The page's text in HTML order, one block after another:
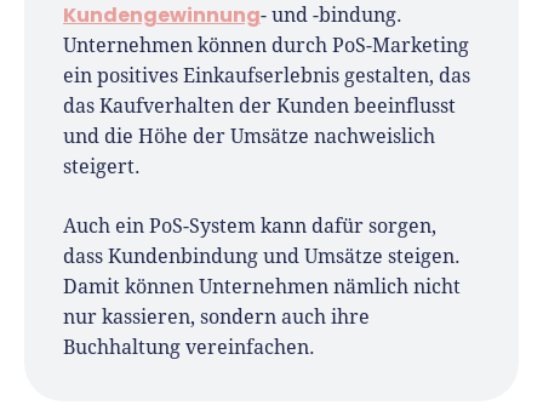
Kundengewinnung- und -bindung.
Unternehmen können durch PoS-Marketing
ein positives Einkaufserlebnis gestalten, das
das Kaufverhalten der Kunden beeinflusst
und die Höhe der Umsätze nachweislich
steigert.
Auch ein PoS-System kann dafür sorgen,
dass Kundenbindung und Umsätze steigen.
Damit können Unternehmen nämlich nicht
nur kassieren, sondern auch ihre
Buchhaltung vereinfachen.